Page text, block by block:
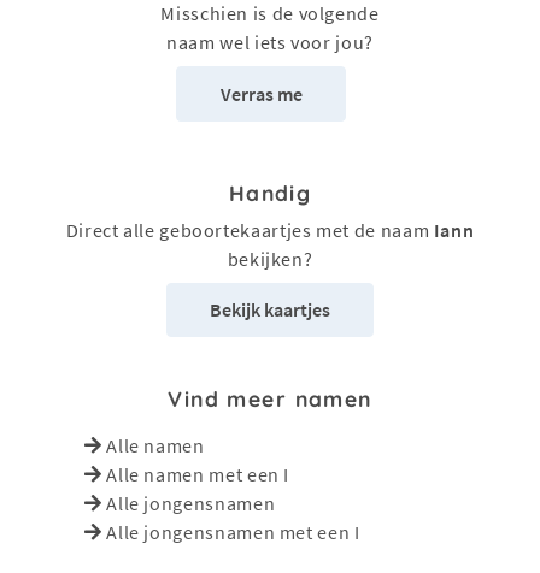
Misschien is de volgende
naam wel iets voor jou?
Verras me
Handig
Direct alle geboortekaartjes met de naam Iann
bekijken?
Bekijk kaartjes
Vind meer namen
Alle namen
Alle namen met een I
Alle jongensnamen
Alle jongensnamen met een I